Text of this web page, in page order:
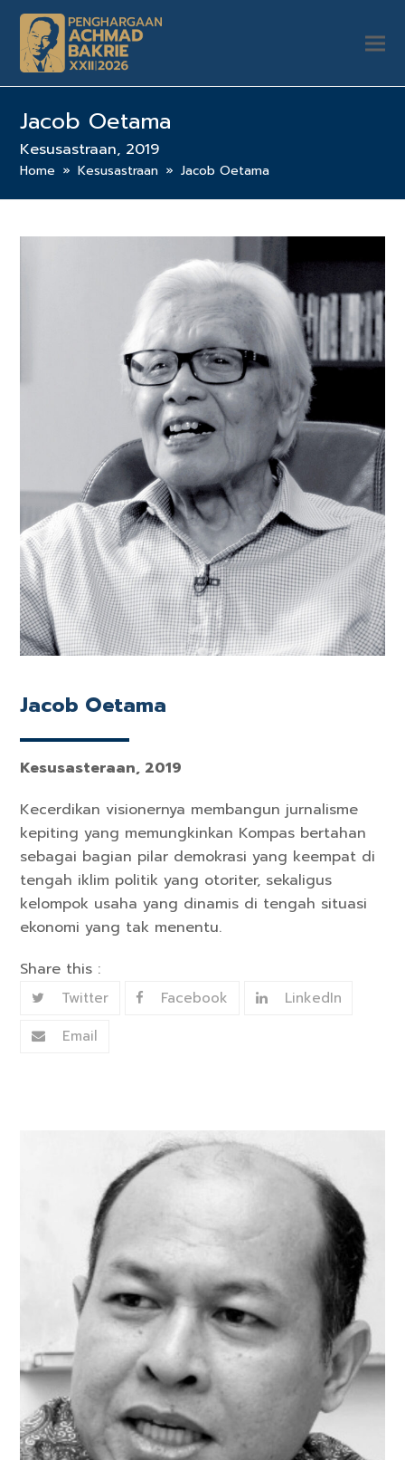
Jacob Oetama
Kesusastraan, 2019
Home » Kesusastraan » Jacob Oetama
Jacob Oetama
Kesusasteraan, 2019
Kecerdikan visionernya membangun jurnalisme
kepiting yang memungkinkan Kompas bertahan
sebagai bagian pilar demokrasi yang keempat di
tengah iklim politik yang otoriter, sekaligus
kelompok usaha yang dinamis di tengah situasi
ekonomi yang tak menentu.
Share this :
Twitter Facebook
LinkedIn
Email